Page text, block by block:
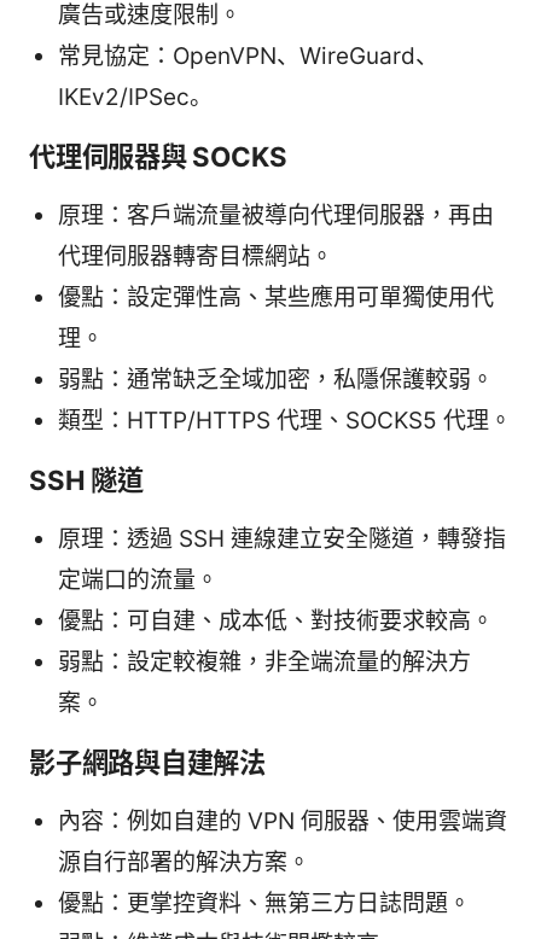
廣告或速度限制。
常見協定：OpenVPN、WireGuard、
IKEv2/IPSec。
代理伺服器與 SOCKS
原理：客戶端流量被導向代理伺服器，再由
代理伺服器轉寄目標網站。
優點：設定彈性高、某些應用可單獨使用代
理。
弱點：通常缺乏全域加密，私隱保護較弱。
類型：HTTP/HTTPS 代理、SOCKS5 代理。
SSH 隧道
原理：透過 SSH 連線建立安全隧道，轉發指
定端口的流量。
優點：可自建、成本低、對技術要求較高。
弱點：設定較複雜，非全端流量的解決方
案。
影子網路與自建解法
內容：例如自建的 VPN 伺服器、使用雲端資
源自行部署的解決方案。
優點：更掌控資料、無第三方日誌問題。